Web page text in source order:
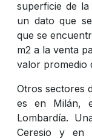
superficie de
un dato que
que se
m2 a la venta
valor promedio
Otros sectores
es en Milán,
Lombardía.
Ceresio y en